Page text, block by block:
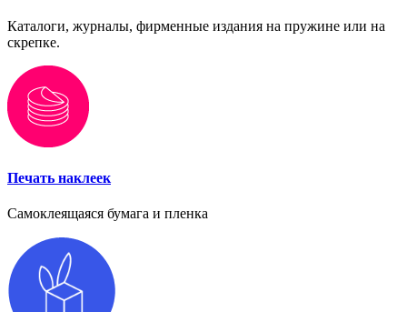
Каталоги, журналы, фирменные издания на пружине или на
скрепке.
Печать наклеек
Самоклеящаяся бумага и пленка